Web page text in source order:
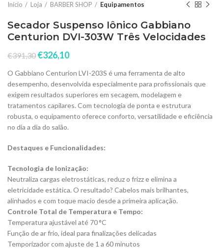
Início Loja BARBER SHOP Equipamentos
Secador Suspenso Iônico Gabbiano
Centurion DVI-303W Três Velocidades
€391,30 €326,10
O Gabbiano Centurion LVI-203S é uma ferramenta de alto
desempenho, desenvolvida especialmente para profissionais que
exigem resultados superiores em secagem, modelagem e
tratamentos capilares. Com tecnologia de ponta e estrutura
robusta, o equipamento oferece conforto, versatilidade e eficiência
no dia a dia do salão.
Destaques e Funcionalidades:
Tecnologia de Ionização:
Neutraliza cargas eletrostáticas, reduz o frizz e elimina a
eletricidade estática. O resultado? Cabelos mais brilhantes,
alinhados e com toque macio desde a primeira aplicação.
Controle Total de Temperatura e Tempo:
Temperatura ajustável até 70 °C
Função de ar frio, ideal para finalizações delicadas
Temporizador com ajuste de 1 a 60 minutos